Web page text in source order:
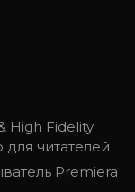
High Fidelity
читателей
Premiera